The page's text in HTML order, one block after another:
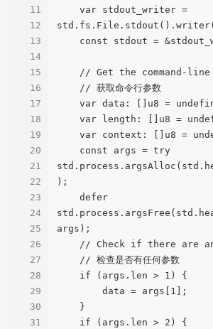
11
12
13
14
15
16
17
18
19
20
21
22
23
24
25
26
27
28
29
30
31
);
args);